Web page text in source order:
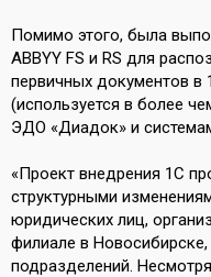
Помимо этого, была
ABBYY FS и RS для
первичных документов в
(используется в более
ЭДО «Диадок» и
«Проект внедрения 1С
структурными
юридических лиц,
филиале в
подразделений.